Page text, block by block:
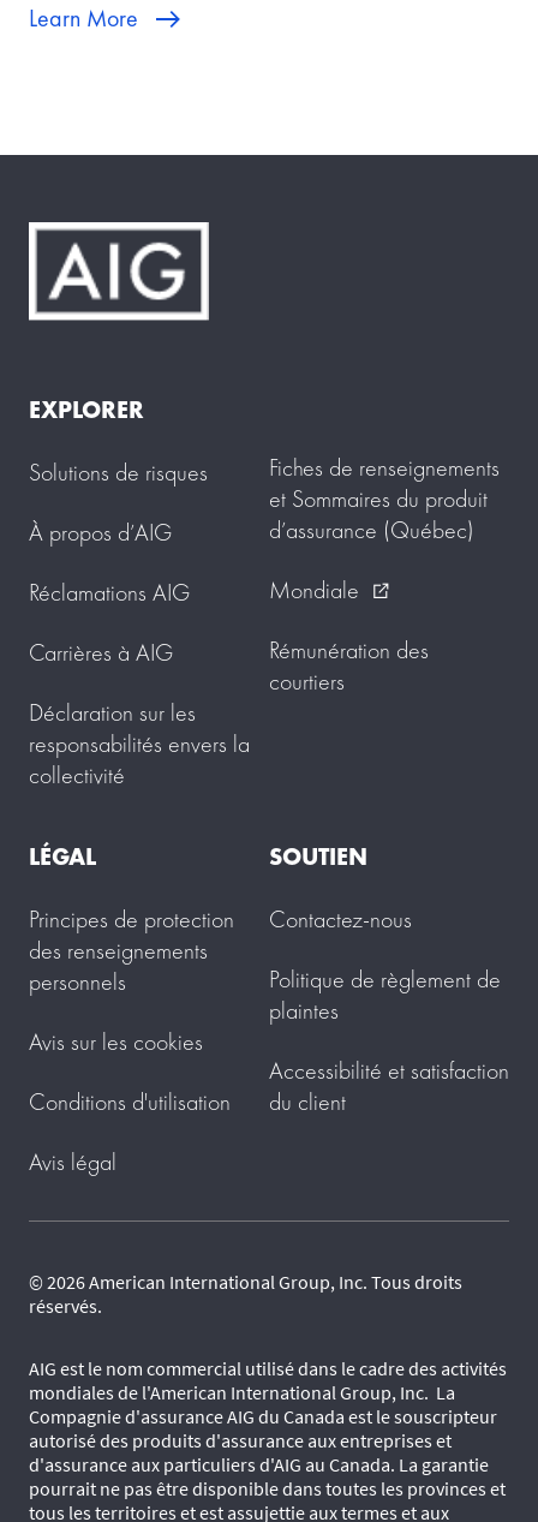
Learn More
EXPLORER
Solutions de risques
À propos d’AIG
Réclamations AIG
Carrières à AIG
Déclaration sur les
responsabilités envers la
collectivité
Fiches de renseignements
et Sommaires du produit
d’assurance (Québec)
Mondiale
external_link
Rémunération des
courtiers
LÉGAL
Principes de protection
des renseignements
personnels
Avis sur les cookies
Conditions d'utilisation
Avis légal
SOUTIEN
Contactez-nous
Politique de règlement de
plaintes
Accessibilité et satisfaction
du client
© 2026 American International Group, Inc. Tous droits
réservés.
AIG est le nom commercial utilisé dans le cadre des activités
mondiales de l'American International Group, Inc. La
Compagnie d'assurance AIG du Canada est le souscripteur
autorisé des produits d'assurance aux entreprises et
d'assurance aux particuliers d'AIG au Canada. La garantie
pourrait ne pas être disponible dans toutes les provinces et
tous les territoires et est assujettie aux termes et aux